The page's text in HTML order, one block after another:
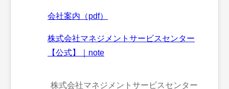
会社案内（pdf）
株式会社マネジメントサービスセンター
【公式】｜note
株式会社マネジメントサービスセンター